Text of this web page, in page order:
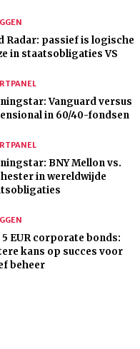
Radar: passief is logische
in staatsobligaties VS
Vanguard versus
in 60/40-fondsen
BNY Mellon vs.
in wereldwijde
EUR corporate bonds:
kans op succes voor
beheer